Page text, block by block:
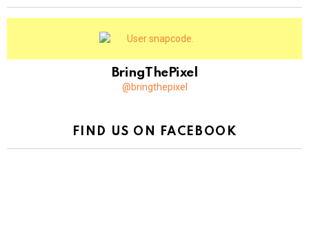
BringThePixel
@bringthepixel
FIND US ON FACEBOOK